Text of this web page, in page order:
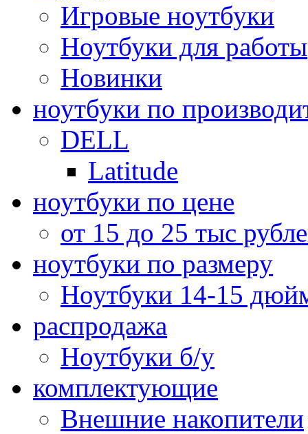
Игровые ноутбуки
Ноутбуки для работы
Новинки
ноутбуки по
DELL
Latitude
ноутбуки по цене
от 15 до 25 тыс
ноутбуки по размеру
Ноутбуки 14-15
распродажа
Ноутбуки б/у
комплектующие
Внешние накопители